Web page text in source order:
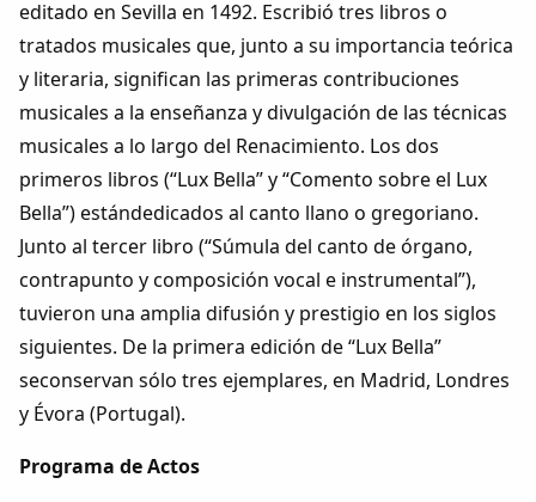
editado en Sevilla en 1492. Escribió tres libros o
tratados musicales que, junto a su importancia teórica
y literaria, significan las primeras contribuciones
musicales a la enseñanza y divulgación de las técnicas
musicales a lo largo del Renacimiento. Los dos
primeros libros (“Lux Bella” y “Comento sobre el Lux
Bella”) estándedicados al canto llano o gregoriano.
Junto al tercer libro (“Súmula del canto de órgano,
contrapunto y composición vocal e instrumental”),
tuvieron una amplia difusión y prestigio en los siglos
siguientes. De la primera edición de “Lux Bella”
seconservan sólo tres ejemplares, en Madrid, Londres
y Évora (Portugal).
Programa de Actos